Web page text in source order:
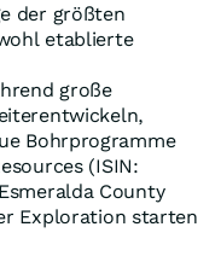
der größten
etablierte
große
Bohrprogramme
(ISIN:
County
Exploration starten